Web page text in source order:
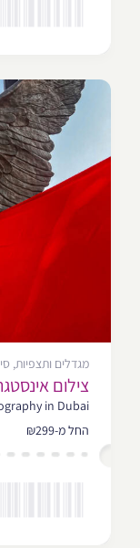
מגדלים ותצפיות,
צילום
in Dubai
החל מ-₪299